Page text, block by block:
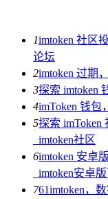
1imtoken 社区
论坛
2imtoken 过期
3探索 imtoken
4imToken 钱包
5探索 imToken
_imtoken社区
6imtoken 安卓
_imtoken安卓
761imtoken，